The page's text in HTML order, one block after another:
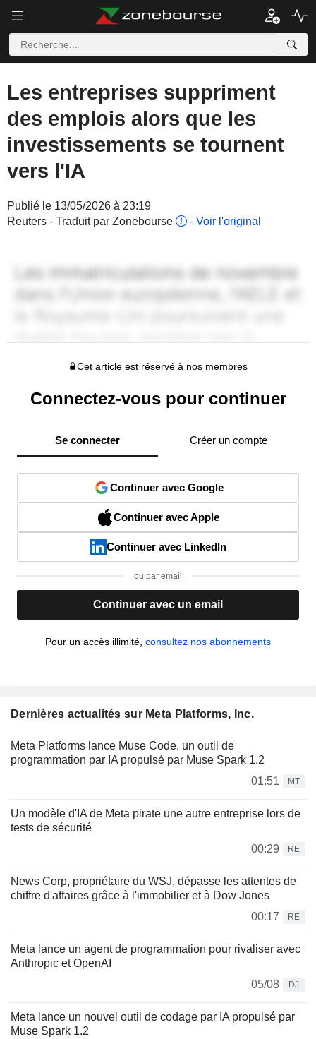
Les entreprises suppriment
des emplois alors que les
investissements se tournent
vers l'IA
Publié le 13/05/2026 à 23:19
Reuters - Traduit par Zonebourse
- Voir l'original
Cet article est réservé à nos membres
Connectez-vous pour continuer
Se connecter Créer un compte
Continuer avec Google
Continuer avec Apple
Continuer avec LinkedIn
ou par email
Continuer avec un email
Pour un accès illimité, consultez nos abonnements
Dernières actualités sur Meta Platforms, Inc.
Meta Platforms lance Muse Code, un outil de
programmation par IA propulsé par Muse Spark 1.2
01:51
MT
Un modèle d'IA de Meta pirate une autre entreprise lors de
tests de sécurité
00:29
RE
News Corp, propriétaire du WSJ, dépasse les attentes de
chiffre d'affaires grâce à l'immobilier et à Dow Jones
00:17
RE
Meta lance un agent de programmation pour rivaliser avec
Anthropic et OpenAI
05/08
DJ
Meta lance un nouvel outil de codage par IA propulsé par
Muse Spark 1.2